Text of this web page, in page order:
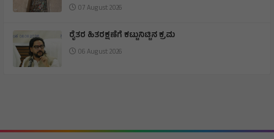
07 August 2026
ರೈತರ ಹಿತರಕ್ಷಣೆಗೆ ಕಟ್ಟುನಿಟ್ಟಿನ ಕ್ರಮ
06 August 2026